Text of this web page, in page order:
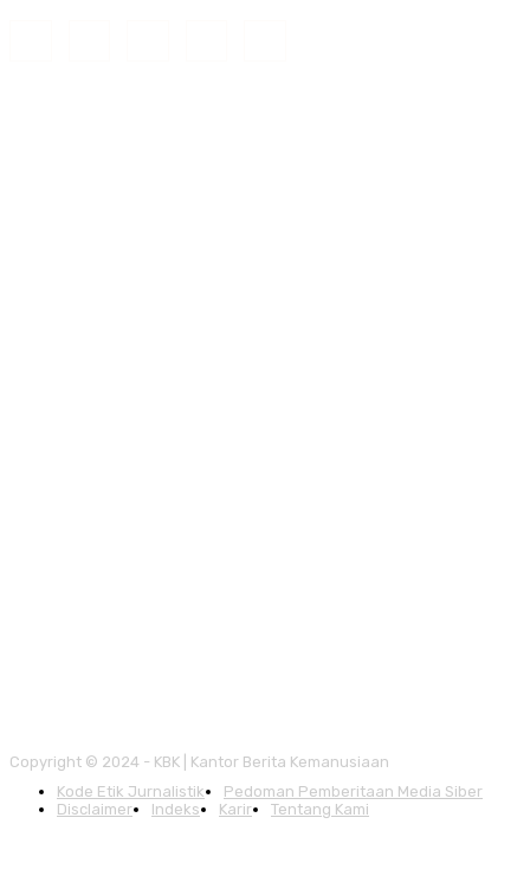
Copyright © 2024 - KBK | Kantor Berita Kemanusiaan
Kode Etik Jurnalistik
Pedoman Pemberitaan Media Siber
Disclaimer
Indeks Karir Tentang Kami